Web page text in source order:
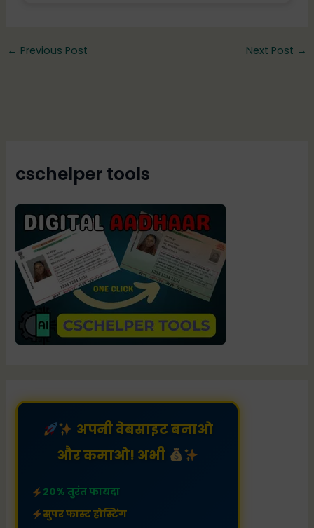
← Previous Post Next Post →
cschelper tools
अपनी वेबसाइट बनाओ
और कमाओ! अभी
20% तुरंत फायदा
सुपर फास्ट होस्टिंग